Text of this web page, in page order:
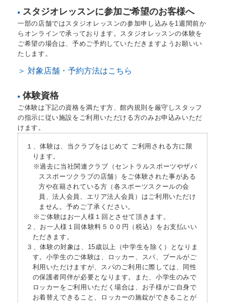
■ スタジオレッスンに参加ご希望のお客様へ
一部の店舗ではスタジオレッスンの参加申し込みを1週間前か
らオンラインで承っております。スタジオレッスンの体験を
ご希望の場合は、予めご予約していただきますようお願いい
たします。
＞ 対象店舗・予約方法はこちら
■ 体験資格
ご体験は下記の資格を満たす方、館内規則を厳守しスタッフ
の指示に従い施設をご利用いただける方のみお申込みいただ
けます。
１、体験は、当クラブをはじめて ご利用される方に限
ります。
※過去に当社関連クラブ（セントラルスポーツやザバ
ススポーツクラブの店舗）をご体験された事がある
方や在籍されている方（各スポーツスクールの会
員、法人会員、エリア法人会員）はご利用いただけ
ません。予めご了承ください。
※ご体験はお一人様１回とさせて頂きます。
２、お一人様１回体験料５００円（税込）をお支払いい
ただきます。
３、体験の対象は、15歳以上（中学生を除く）となりま
す。小学生のご体験は、ロッカー、スパ、プールがご
利用いただけますが、スパのご利用に際しては、同性
の保護者同伴が必要となります。また、小学生のみで
ロッカーをご利用いただく場合は、お子様がご自身で
お着替えできること、ロッカーの施錠ができることが